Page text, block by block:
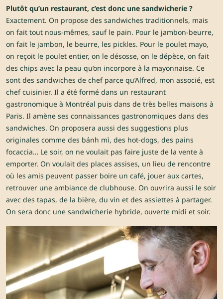
Plutôt qu’un restaurant, c’est donc une sandwicherie ?
Exactement. On propose des sandwiches traditionnels, mais
on fait tout nous-mêmes, sauf le pain. Pour le jambon-beurre,
on fait le jambon, le beurre, les pickles. Pour le poulet mayo,
on reçoit le poulet entier, on le désosse, on le dépèce, on fait
des chips avec la peau qu’on incorpore à la mayonnaise. Ce
sont des sandwiches de chef parce qu’Alfred, mon associé, est
chef cuisinier. Il a été formé dans un restaurant
gastronomique à Montréal puis dans de très belles maisons à
Paris. Il amène ses connaissances gastronomiques dans des
sandwiches. On proposera aussi des suggestions plus
originales comme des bánh mì, des hot-dogs, des pains
focaccia… Le soir, on ne voulait pas faire juste de la vente à
emporter. On voulait des places assises, un lieu de rencontre
où les amis peuvent passer boire un café, jouer aux cartes,
retrouver une ambiance de clubhouse. On ouvrira aussi le soir
avec des tapas, de la bière, du vin et des assiettes à partager.
On sera donc une sandwicherie hybride, ouverte midi et soir.